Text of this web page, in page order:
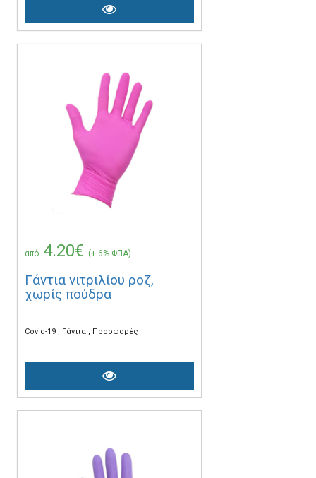
από 4.20€ (+ 6% ΦΠΑ)
Γάντια νιτριλίου ροζ,
χωρίς πούδρα
Covid-19 Γάντια Προσφορές